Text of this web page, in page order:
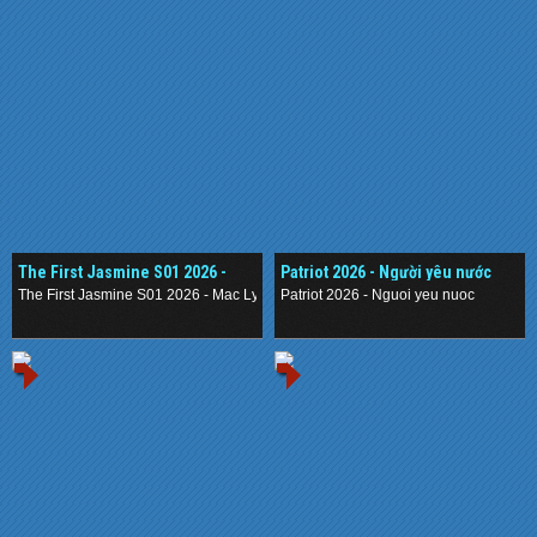
The First Jasmine S01 2026 -
Mạc Ly
The First Jasmine S01 2026 - Mac Ly
Patriot 2026 - Người yêu nước
Patriot 2026 - Nguoi yeu nuoc